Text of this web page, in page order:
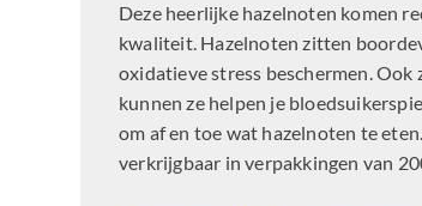
Deze heerlijke hazelnoten komen
kwaliteit. Hazelnoten zitten
oxidatieve stress beschermen.
kunnen ze helpen je
om af en toe wat hazelnoten te
verkrijgbaar in verpakkingen van